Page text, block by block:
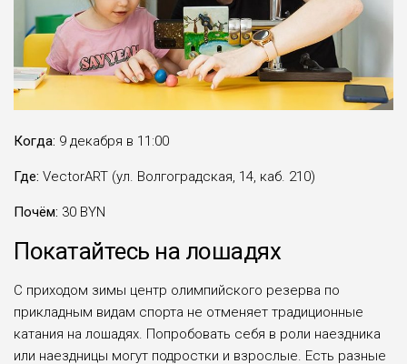
Когда: 9 декабря в 11:00
Где: VectorART (ул. Волгоградская, 14, каб. 210)
Почём: 30 BYN
Покатайтесь на лошадях
С приходом зимы центр олимпийского резерва по
прикладным видам спорта не отменяет традиционные
катания на лошадях. Попробовать себя в роли наездника
или наездницы могут подростки и взрослые. Есть разные